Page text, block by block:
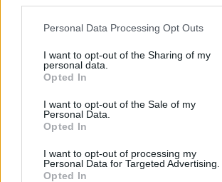
Personal Data Processing Opt Outs
I want to opt-out of the Sharing of my
personal data.
Opted In
I want to opt-out of the Sale of my
Personal Data.
Opted In
I want to opt-out of processing my
Personal Data for Targeted Advertising.
Opted In
και σημαντικές
τους στην ελληνική
Δες επίσης